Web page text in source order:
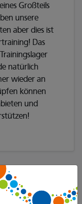
Großteils
unsere
aber dies ist
Das
natürlich
wieder an
können
und